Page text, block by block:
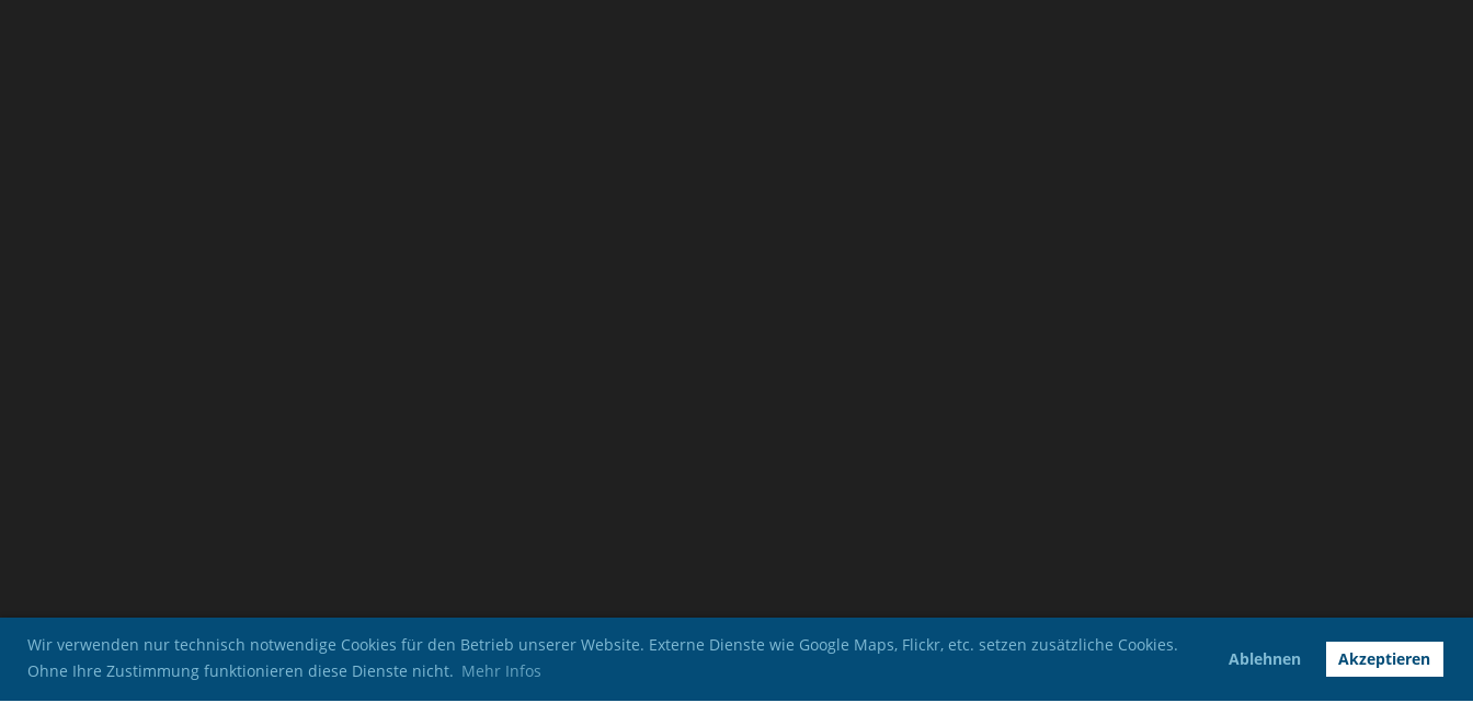
Wir verwenden nur technisch notwendige Cookies für den Betrieb unserer Website. Externe Dienste wie Google Maps, Flickr, etc. setzen zusätzliche Cookies.
Ohne Ihre Zustimmung funktionieren diese Dienste nicht. Mehr Infos
Ablehnen Akzeptieren